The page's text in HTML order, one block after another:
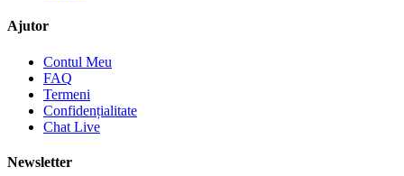
Ajutor
Contul Meu
FAQ
Termeni
Confidențialitate
Chat Live
Newsletter